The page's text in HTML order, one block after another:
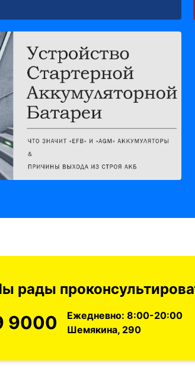
рады
9000
Ежедневно: 8:00-20:00
Шемякина, 290